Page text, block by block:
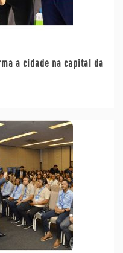
a cidade na capital da